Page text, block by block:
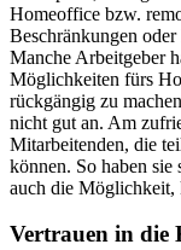
Homeoffice bzw.
Beschränkungen oder
Manche Arbeitgeber
Möglichkeiten fürs
rückgängig zu
nicht gut an. Am
Mitarbeitenden, die
können. So haben
auch die Möglichkeit,
Vertrauen in die